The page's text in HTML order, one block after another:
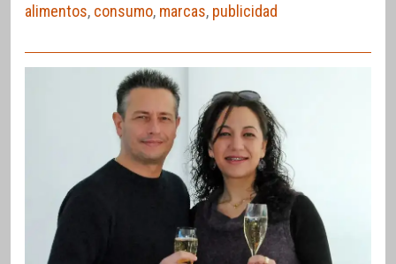
alimentos, consumo, marcas, publicidad